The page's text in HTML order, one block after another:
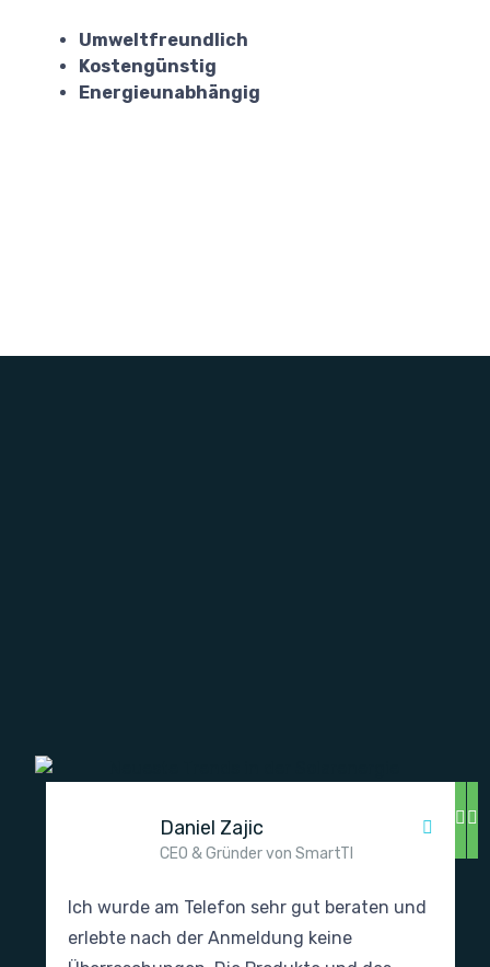
Umweltfreundlich
Kostengünstig
Energieunabhängig
Daniel Zajic
CEO & Gründer von SmartTI
Ich wurde am Telefon sehr gut beraten und
erlebte nach der Anmeldung keine